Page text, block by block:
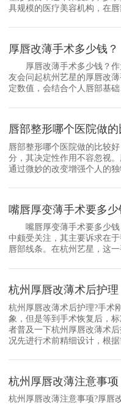
具规模的医疗美容机构，在
厚唇改薄手术多少钱？
厚唇改薄手术多少钱？作
友会问起杭州艺星的厚唇改
定数值，会结合个人唇部基
唇部整形哪个医院做的
唇部整形哪个医院做的比较
分，其决定性作用不容忽视
通过微妙的改变增强个人的
嘴唇厚变薄手术要多少
嘴唇厚变薄手术要多少钱
中颇受关注，其主要诉求在
唇部线条。在杭州艺星，这
杭州厚唇改薄术后护理
杭州厚唇改薄术后护理?手术
象，但是等到手术恢复后，
者普及一下杭州厚唇改薄术
况先进行术前精细设计，根
杭州厚唇改薄注意事项
杭州厚唇改薄注意事项?厚唇